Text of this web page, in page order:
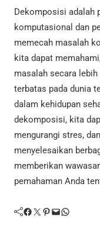
Dekomposisi adalah
komputasional dan
memecah masalah
kita dapat
masalah secara
terbatas pada dunia
dalam kehidupan
dekomposisi, kita
mengurangi stres,
menyelesaikan
memberikan
pemahaman Anda
Facebook Twitter Pinterest Mail WhatsApp